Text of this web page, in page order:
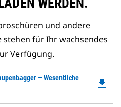
WERDEN.
und andere
für Ihr wachsendes
Verfügung.
– Wesentliche
file_download